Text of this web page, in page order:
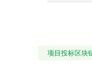
项目投标区块